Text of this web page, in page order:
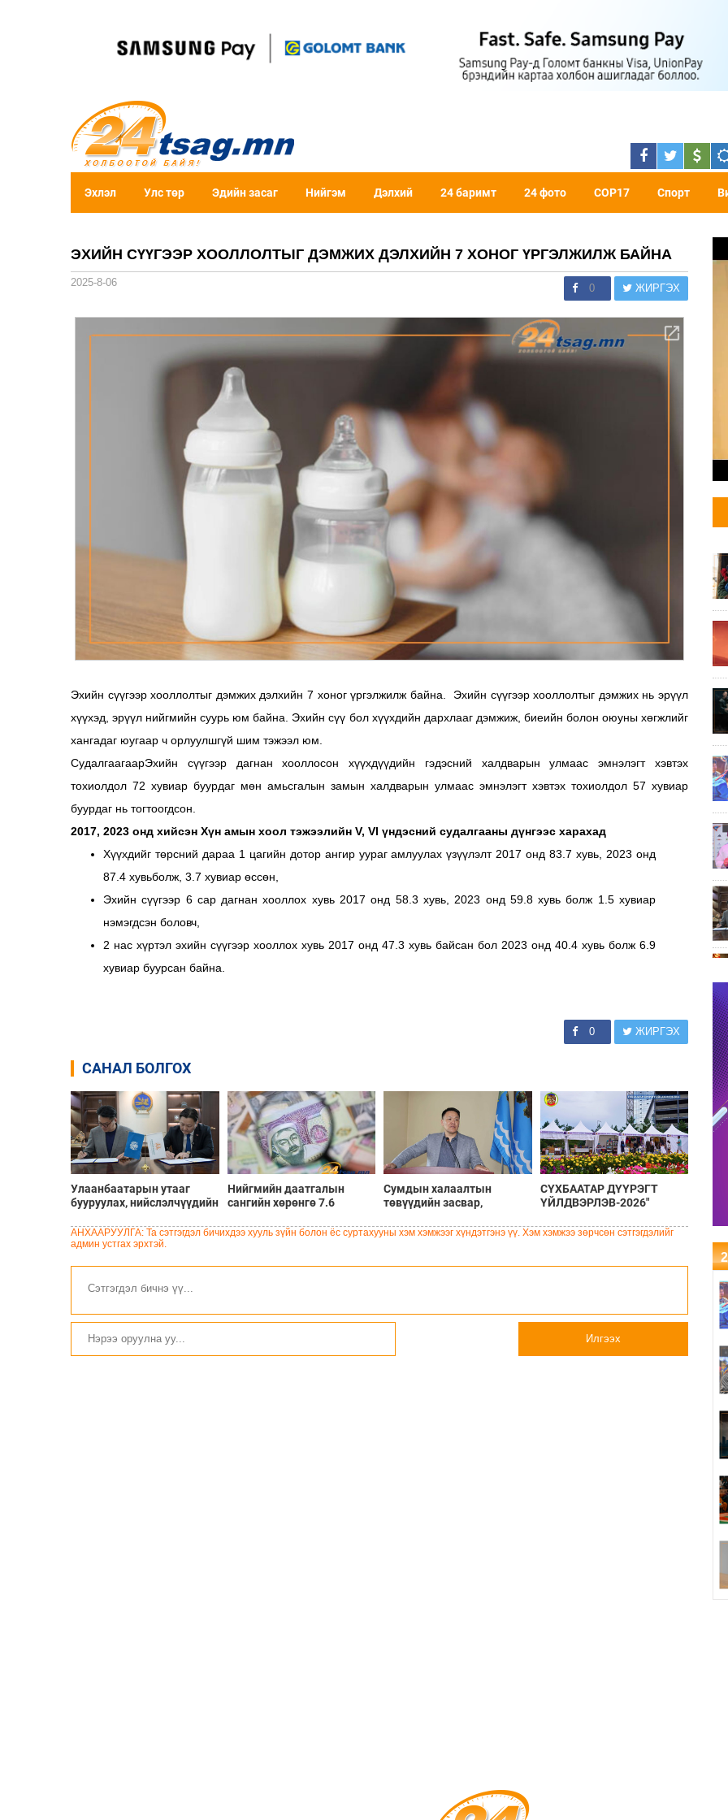
Эхлэл Улс төр Эдийн засаг Нийгэм Дэлхий 24 баримт 24 фото COP17 Спорт
ЭХИЙН СҮҮГЭЭР ХООЛЛОЛТЫГ ДЭМЖИХ ДЭЛХИЙН 7 ХОНОГ ҮРГЭЛЖИЛЖ БАЙНА
2025-8-06 0 ЖИРГЭХ
Эхийн сүүгээр хооллолтыг дэмжих дэлхийн 7 хоног үргэлжилж байна. Эхийн сүүгээр хооллолтыг дэмжих нь эрүүл
хүүхэд, эрүүл нийгмийн суурь юм байна. Эхийн сүү бол хүүхдийн дархлааг дэмжиж, биеийн болон оюуны хөгжлийг
хангадаг юугаар ч орлуулшгүй шим тэжээл юм.
СудалгаагаарЭхийн сүүгээр дагнан хооллосон хүүхдүүдийн гэдэсний халдварын улмаас эмнэлэгт хэвтэх
тохиолдол 72 хувиар буурдаг мөн амьсгалын замын халдварын улмаас эмнэлэгт хэвтэх тохиолдол 57 хувиар
буурдаг нь тогтоогдсон.
2017, 2023 онд хийсэн Хүн амын хоол тэжээлийн V, VI үндэсний судалгааны дүнгээс харахад
Хүүхдийг төрсний дараа 1 цагийн дотор ангир уураг амлуулах үзүүлэлт 2017 онд 83.7 хувь, 2023 онд
87.4 хувьболж, 3.7 хувиар өссөн,
Эхийн сүүгээр 6 сар дагнан хооллох хувь 2017 онд 58.3 хувь, 2023 онд 59.8 хувь болж 1.5 хувиар
нэмэгдсэн боловч,
2 нас хүртэл эхийн сүүгээр хооллох хувь 2017 онд 47.3 хувь байсан бол 2023 онд 40.4 хувь болж 6.9
хувиар буурсан байна.
0 ЖИРГЭХ
САНАЛ БОЛГОХ
Улаанбаатарын утааг
бууруулах, нийслэлчүүдийн
төслийг “Чингис хаан
баялгийн сан нэгдэл” ХХК-
Нийгмийн даатгалын
сангийн хөрөнгө 7.6
арвижлаа
Сумдын халаалтын
төвүүдийн засвар,
хувийн хэвшил рүү
СҮХБААТАР ДҮҮРЭГТ
ҮЙЛДВЭРЛЭВ-2026"
БАЙНА
АНХААРУУЛГА: Та сэтгэгдэл бичихдээ хууль зүйн болон ёс суртахууны хэм хэмжээг хүндэтгэнэ үү. Хэм хэмжээ зөрчсөн сэтгэгдэлийг
админ устгах эрхтэй.
Илгээх